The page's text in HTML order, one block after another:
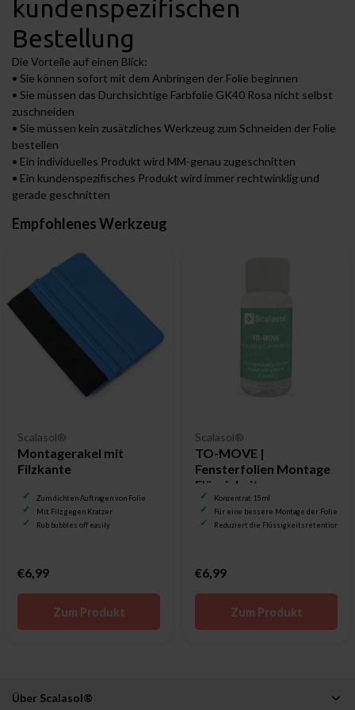
kundenspezifischen
Bestellung
Die Vorteile auf einen Blick:
• Sie können sofort mit dem Anbringen der Folie beginnen
• Sie müssen das Durchsichtige Farbfolie GK40 Rosa nicht selbst
zuschneiden
• Sie müssen kein zusätzliches Werkzeug zum Schneiden der Folie
bestellen
• Ein individuelles Produkt wird MM-genau zugeschnitten
• Ein kundenspezifisches Produkt wird immer rechtwinklig und
gerade geschnitten
Empfohlenes Werkzeug
Scalasol®
Montagerakel mit
Filzkante
Zum dichten Auftragen von Folie
Mit Filz gegen Kratzer
Rub bubbles off easily
€6,99
Zum Produkt
Scalasol®
TO-MOVE |
Fensterfolien Montage
Flüssigkeit
Konzentrat 15 ml
Für eine bessere Montage der Folie
Reduziert die Flüssigkeitsretention
€6,99
Zum Produkt
Über Scalasol®